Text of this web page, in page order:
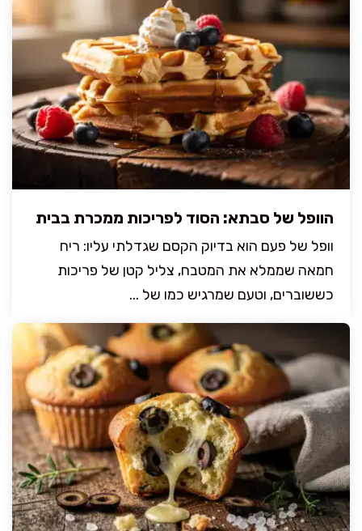
הוופל של סבתא: הסוד לפריכות ממכרת בבית
וופל של פעם הוא בדיוק הקסם שגדלתי עליו: ריח
חמאה שממלא את המטבח, צליל קטן של פריכות
כששוברים, וטעם שמרגיש כמו של ...